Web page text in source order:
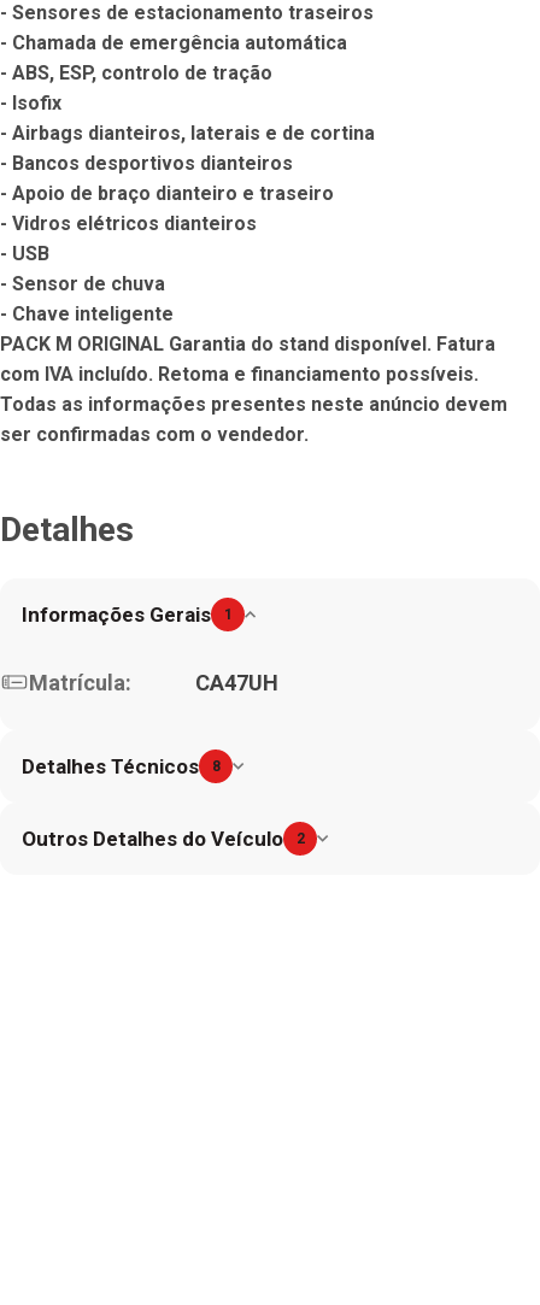
- Sensores de estacionamento traseiros
- Chamada de emergência automática
- ABS, ESP, controlo de tração
- Isofix
- Airbags dianteiros, laterais e de cortina
- Bancos desportivos dianteiros
- Apoio de braço dianteiro e traseiro
- Vidros elétricos dianteiros
- USB
- Sensor de chuva
- Chave inteligente
PACK M ORIGINAL Garantia do stand disponível. Fatura
com IVA incluído. Retoma e financiamento possíveis.
Todas as informações presentes neste anúncio devem
ser confirmadas com o vendedor.
Detalhes
Informações Gerais 1
Matrícula: CA47UH
Detalhes Técnicos 8
Outros Detalhes do Veículo 2